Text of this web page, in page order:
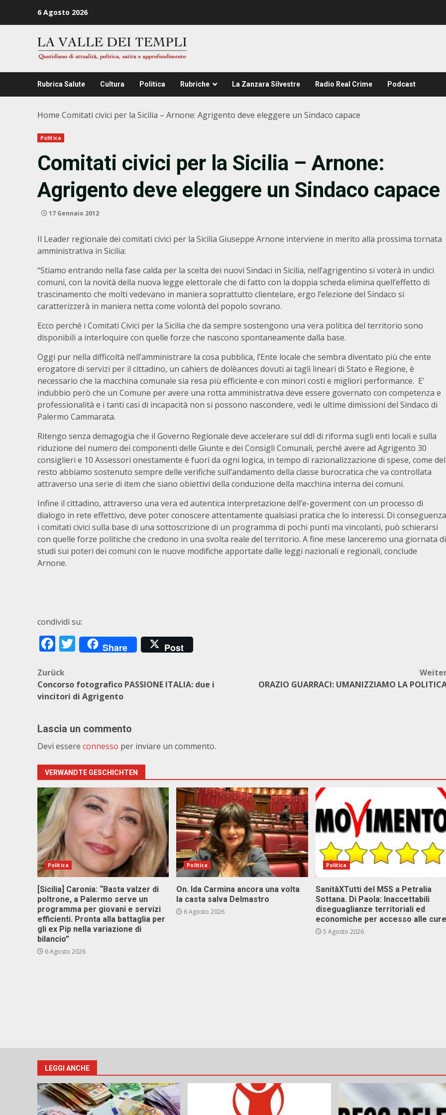
6 Agosto 2026
Rubrica Salute Cultura Politica Rubriche La Zanzara Silvestre Radio Real Crime Podcast
Home Comitati civici per la Sicilia – Arnone: Agrigento deve eleggere un Sindaco capace
Politica
Comitati civici per la Sicilia – Arnone:
Agrigento deve eleggere un Sindaco capace
17 Gennaio 2012
Il Leader regionale dei comitati civici per la Sicilia Giuseppe Arnone interviene in merito alla prossima tornata
amministrativa in Sicilia:
“Stiamo entrando nella fase calda per la scelta dei nuovi Sindaci in Sicilia, nell’agrigentino si voterà in undici
comuni, con la novità della nuova legge elettorale che di fatto con la doppia scheda elimina quell’effetto di
trascinamento che molti vedevano in maniera soprattutto clientelare, ergo l’elezione del Sindaco si
caratterizzerà in maniera netta come volontà del popolo sovrano.
Ecco perché i Comitati Civici per la Sicilia che da sempre sostengono una vera politica del territorio sono
disponibili a interloquire con quelle forze che nascono spontaneamente dalla base.
Oggi pur nella difficoltà nell’amministrare la cosa pubblica, l’Ente locale che sembra diventato più che ente
erogatore di servizi per il cittadino, un cahiers de dolèances dovuti ai tagli lineari di Stato e Regione, è
necessario che la macchina comunale sia resa più efficiente e con minori costi e migliori performance. E’
indubbio però che un Comune per avere una rotta amministrativa deve essere governato con competenza e
professionalità e i tanti casi di incapacità non si possono nascondere, vedi le ultime dimissioni del Sindaco di
Palermo Cammarata.
Ritengo senza demagogia che il Governo Regionale deve accelerare sul ddl di riforma sugli enti locali e sulla
riduzione del numero dei componenti delle Giunte e dei Consigli Comunali, perché avere ad Agrigento 30
consiglieri e 10 Assessori onestamente è fuori da ogni logica, in tempo di razionalizzazione di spese, come del
resto abbiamo sostenuto sempre delle verifiche sull’andamento della classe burocratica che va controllata
attraverso una serie di item che siano obiettivi della conduzione della macchina interna dei comuni.
Infine il cittadino, attraverso una vera ed autentica interpretazione dell’e-goverment con un processo di
dialogo in rete effettivo, deve poter conoscere attentamente qualsiasi pratica che lo interessi. Di conseguenza
i comitati civici sulla base di una sottoscrizione di un programma di pochi punti ma vincolanti, può schierarsi
con quelle forze politiche che credono in una svolta reale del territorio. A fine mese lanceremo una giornata di
studi sui poteri dei comuni con le nuove modifiche apportate dalle leggi nazionali e regionali, conclude
Arnone.
condividi su:
Facebook
Twitter
Share Post
Beitragsnavigation
Zurück
Concorso fotografico PASSIONE ITALIA: due i
vincitori di Agrigento
ORAZIO GUARRACI: UMANIZZIAMO LA
Lascia un commento
Devi essere connesso per inviare un commento.
VERWANDTE GESCHICHTEN
Politica
[Sicilia] Caronia: “Basta valzer di
poltrone, a Palermo serve un
programma per giovani e servizi
efficienti. Pronta alla battaglia per
gli ex Pip nella variazione di
bilancio”
6 Agosto 2026
Politica
On. Ida Carmina ancora una volta
la casta salva Delmastro
6 Agosto 2026
Politica
SanitàXTutti del M5S a Petralia
Sottana. Di Paola: Inaccettabili
diseguaglianze territoriali ed
economiche per accesso alle cure
5 Agosto 2026
LEGGI ANCHE